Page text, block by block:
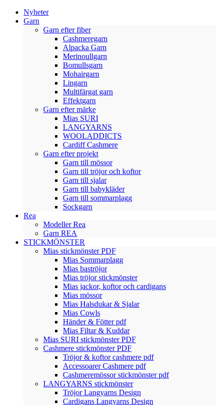
Nyheter
Garn
Garn efter fiber
Cashmeregarn
Alpacka Garn
Merinoullgarn
Bomullsgarn
Mohairgarn
Lingarn
Multifärgat garn
Effektgarn
Garn efter märke
Mias SURI
LANGYARNS
WOOLADDICTS
Cardiff Cashmere
Garn efter projekt
Garn till mössor
Garn till tröjor och koftor
Garn till sjalar
Garn till babykläder
Garn till sommarplagg
Sockgarn
Rea
Modeller Rea
Garn REA
STICKMÖNSTER
Mias stickmönster PDF
Mias Sommarplagg
Mias baströjor
Mias tröjor stickmönster
Mias jackor, koftor och cardigans
Mias mössor
Mias Halsdukar & Sjalar
Mias Cowls
Händer & Fötter pdf
Mias Filtar & Kuddar
Mias SURI stickmönster PDF
Cashmere stickmönster PDF
Tröjor & koftor cashmere pdf
Accessoarer Cashmere pdf
Cashmeremössor stickmönster pdf
LANGYARNS stickmönster
Tröjor Langyarns Design
Cardigans Langyarns Design